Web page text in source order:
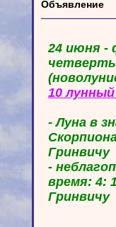
Объявление
24 июня -
четверть
10
- Луна в
Гринвичу
-
время: 4:
Гринвичу